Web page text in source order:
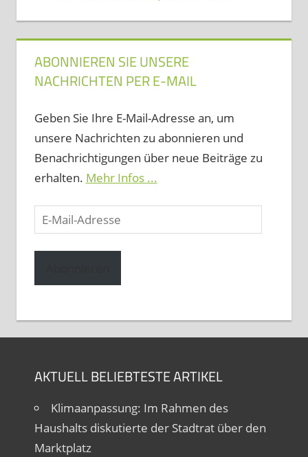
ABONNIEREN SIE UNSERE
NACHRICHTEN PER E-MAIL
Geben Sie Ihre E-Mail-Adresse an, um
unsere Nachrichten zu abonnieren und
Benachrichtigungen über neue Beiträge zu
erhalten. Mehr Infos ...
E-
Mail-
Adresse
AKTUELL BELIEBTESTE ARTIKEL
Klimaanpassung: Im Rahmen des
Haushalts diskutierte der Stadtrat über den
Marktplatz